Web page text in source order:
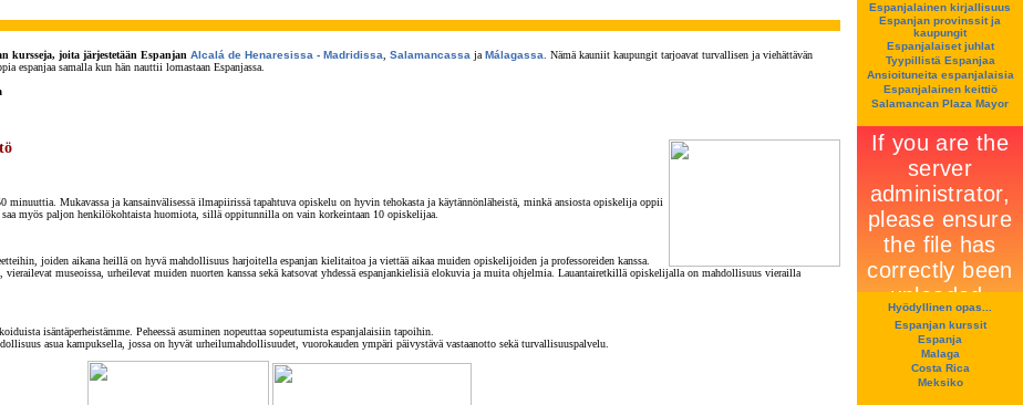
kursseja, joita järjestetään Espanjan Alcalá de Henaresissa - Madridissa Salamancassa ja Málagassa.
Nämä kauniit kaupungit tarjoavat turvallisen ja viehättävän
samalla kun hän nauttii lomastaan Espanjassa.
Mukavassa ja kansainvälisessä ilmapiirissä tapahtuva opiskelu on hyvin tehokasta ja käytännönläheistä, minkä ansiosta opiskelija oppii
myös paljon henkilökohtaista huomiota, sillä oppitunnilla on vain korkeintaan 10 opiskelijaa.
joiden aikana heillä on hyvä mahdollisuus harjoitella espanjan kielitaitoa ja viettää aikaa muiden opiskelijoiden ja professoreiden kanssa.
museoissa, urheilevat muiden nuorten kanssa sekä katsovat yhdessä espanjankielisiä elokuvia ja muita ohjelmia. Lauantairetkillä opiskelijalla on mahdollisuus vierailla
isäntäperheistämme. Peheessä asuminen nopeuttaa sopeutumista espanjalaisiin tapoihin.
asua kampuksella, jossa on hyvät urheilumahdollisuudet, vuorokauden ympäri päivystävä vastaanotto sekä turvallisuuspalvelu.
Espanjalainen kirjallisuus
Espanjan provinssit ja
kaupungit
Espanjalaiset juhlat
Tyypillistä Espanjaa
Ansioituneita espanjalaisia
Espanjalainen keittiö
Salamancan Plaza Mayor
Hyödyllinen opas...
Espanjan kurssit
Espanja
Malaga
Costa Rica
Meksiko